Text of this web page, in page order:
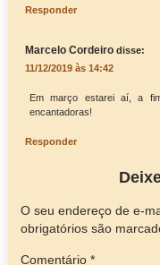
Responder
Marcelo Cordeiro disse:
11/12/2019 às 14:42
Em março estarei aí, a
encantadoras!
Responder
O seu endereço de e-
obrigatórios são
Comentário *